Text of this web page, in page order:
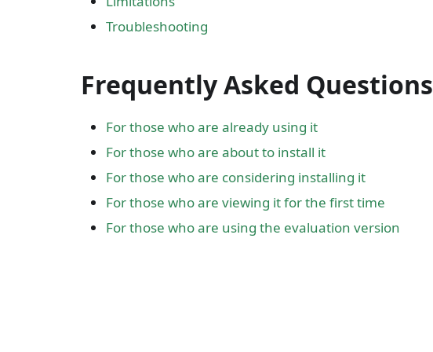
Troubleshooting
Frequently Asked Questions
For those who are already using it
For those who are about to install it
For those who are considering installing it
For those who are viewing it for the first time
For those who are using the evaluation version